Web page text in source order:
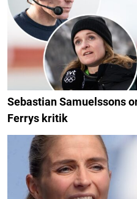
Sebastian Samuelssons
Ferrys kritik